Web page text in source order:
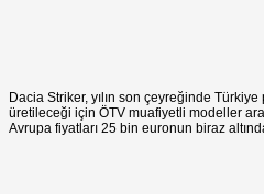
Dacia Striker, yılın son çeyreğinde
üretileceği için ÖTV muafiyetli modeller
Avrupa fiyatları 25 bin euronun biraz